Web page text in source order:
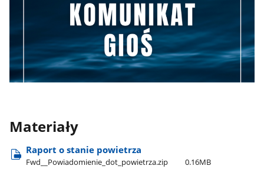
Materiały
Raport o stanie powietrza
Fwd​_​_Powiadomienie​_dot​_powietrza.zip 0.16MB